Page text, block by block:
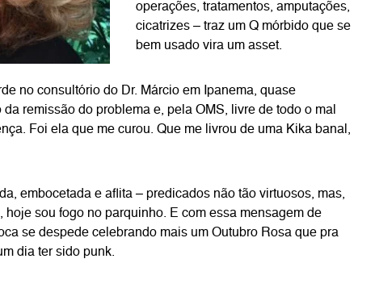
operações, tratamentos, amputações,
cicatrizes – traz um Q mórbido que se
bem usado vira um asset.
no consultório do Dr. Márcio em Ipanema, quase
remissão do problema e, pela OMS, livre de todo o mal
Foi ela que me curou. Que me livrou de uma Kika banal,
embocetada e aflita – predicados não tão virtuosos, mas,
sou fogo no parquinho. E com essa mensagem de
se despede celebrando mais um Outubro Rosa que pra
dia ter sido punk.